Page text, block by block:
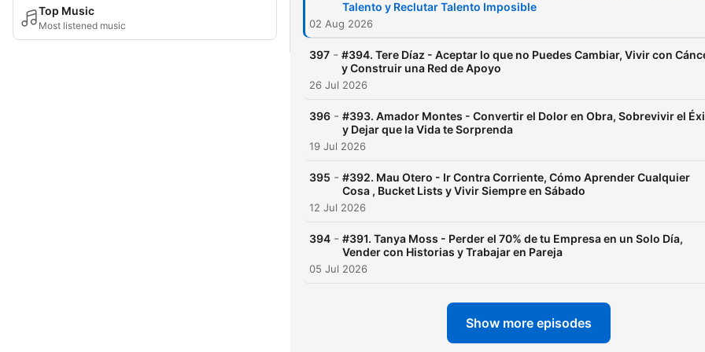
Top Music
Most listened music
aplicar lo que aprende
que hace al programa
energético, divertido y
Talento y Reclutar Talento Imposible
02 Aug 2026
397 - #394. Tere Díaz - Aceptar lo que no Puedes Cambiar, Vivir con
y Construir una Red de Apoyo
26 Jul 2026
396 - #393. Amador Montes - Convertir el Dolor en Obra, Sobrevivir el
y Dejar que la Vida te Sorprenda
19 Jul 2026
395 - #392. Mau Otero - Ir Contra Corriente, Cómo Aprender Cualquier
Cosa , Bucket Lists y Vivir Siempre en Sábado
12 Jul 2026
394 - #391. Tanya Moss - Perder el 70% de tu Empresa en un Solo Día,
Vender con Historias y Trabajar en Pareja
05 Jul 2026
Show more episodes